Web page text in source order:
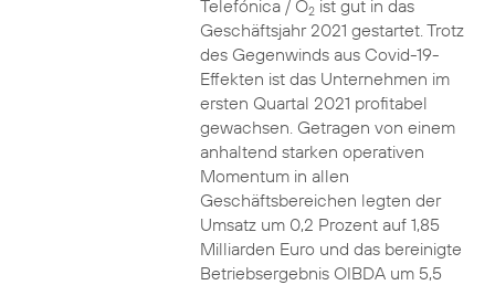
Telefónica / O2ist gut in das
Geschäftsjahr 2021 gestartet. Trotz
des Gegenwinds aus Covid-19-
Effekten ist das Unternehmen im
ersten Quartal 2021 profitabel
gewachsen. Getragen von einem
anhaltend starken operativen
Momentum in allen
Geschäftsbereichen legten der
Umsatz um 0,2 Prozent auf 1,85
Milliarden Euro und das bereinigte
Betriebsergebnis OIBDA um 5,5